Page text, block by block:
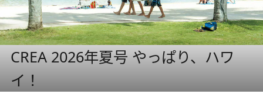
CREA 2026年夏号 やっぱり、ハワ
イ！